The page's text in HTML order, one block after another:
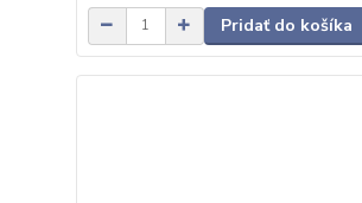
Pridať do košíka